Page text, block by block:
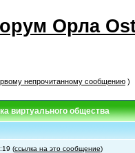
Орла
непрочитанному сообщению)
виртуального общества
(ссылка на это сообщение)